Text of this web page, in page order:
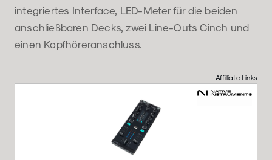
integriertes Interface, LED-Meter für die beiden
anschließbaren Decks, zwei Line-Outs Cinch und
einen Kopfhöreranschluss.
Affiliate Links